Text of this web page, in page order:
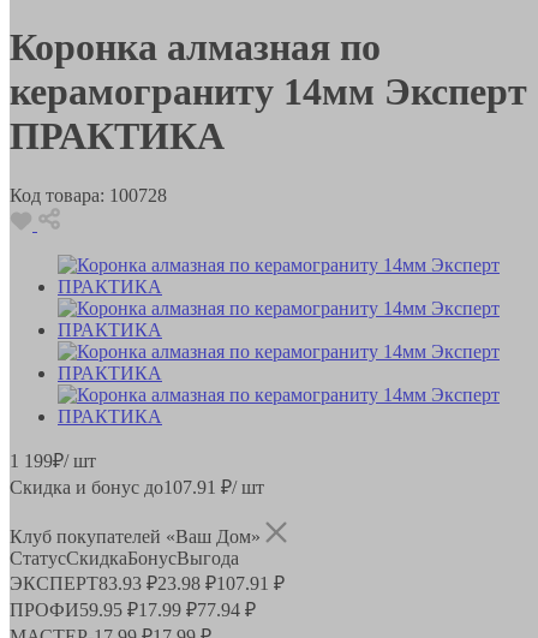
Коронка алмазная по
керамограниту 14мм Эксперт
ПРАКТИКА
Код товара: 100728
1 199₽/ шт
Скидка и бонус до107.91 ₽/ шт
Клуб покупателей «Ваш Дом»
СтатусСкидкаБонусВыгода
ЭКСПЕРТ83.93 ₽23.98 ₽107.91 ₽
ПРОФИ59.95 ₽17.99 ₽77.94 ₽